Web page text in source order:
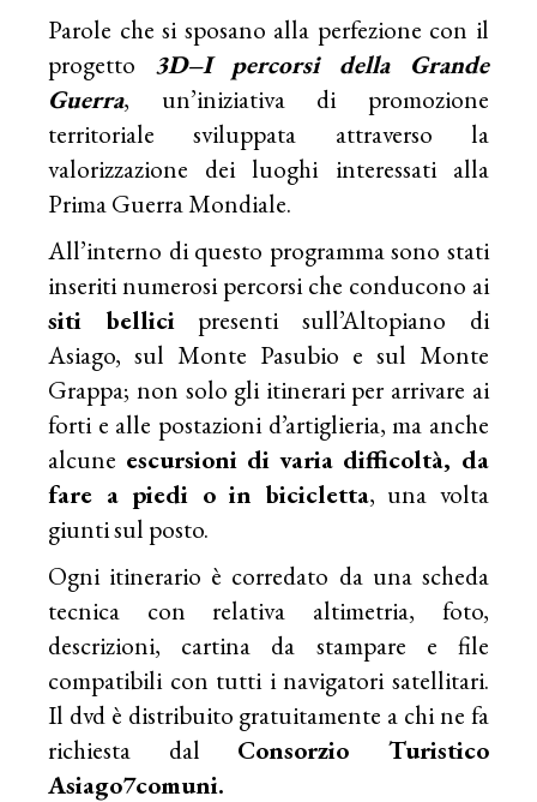
Parole che si sposano alla perfezione con il
progetto 3D–I percorsi della Grande
Guerra, un’iniziativa di promozione
territoriale sviluppata attraverso la
valorizzazione dei luoghi interessati alla
Prima Guerra Mondiale.
All’interno di questo programma sono stati
inseriti numerosi percorsi che conducono ai
siti bellicipresenti sull’Altopiano di
Asiago, sul Monte Pasubio e sul Monte
Grappa; non solo gli itinerari per arrivare ai
forti e alle postazioni d’artiglieria, ma anche
alcune escursioni di varia difficoltà, da
fare a piedi o in bicicletta, una volta
giunti sul posto.
Ogni itinerario è corredato da una scheda
tecnica con relativa altimetria, foto,
descrizioni, cartina da stampare e file
compatibili con tutti i navigatori satellitari.
Il dvd è distribuito gratuitamente a chi ne fa
richiesta dal Consorzio Turistico
Asiago7comuni.